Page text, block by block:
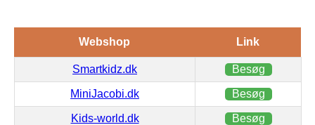
Webshop Link
Smartkidz.dk Besøg
MiniJacobi.dk Besøg
Kids-world.dk Besøg